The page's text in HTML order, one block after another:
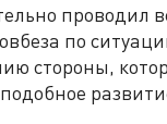
проводил
по
стороны,